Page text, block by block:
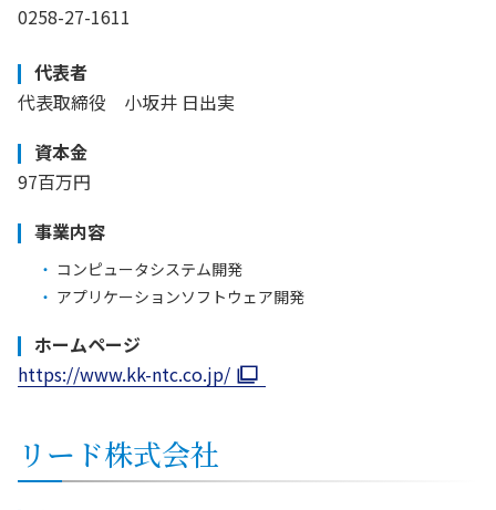
0258-27-1611
代表者
代表取締役 小坂井 日出実
資本金
97百万円
事業内容
コンピュータシステム開発
アプリケーションソフトウェア開発
ホームページ
https://www.kk-ntc.co.jp/
リード株式会社